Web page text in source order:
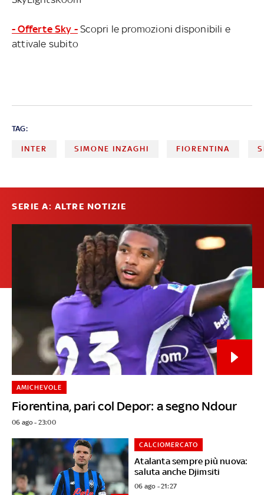
- Offerte Sky - Scopri le promozioni disponibili e
attivale subito
TAG:
INTER SIMONE INZAGHI FIORENTINA
SERIE A: ALTRE NOTIZIE
Fiorentina, pari col Depor: a segno Ndour
AMICHEVOLE
06 ago - 23:00
Atalanta sempre più nuova:
saluta anche Djimsiti
CALCIOMERCATO
06 ago - 21:27